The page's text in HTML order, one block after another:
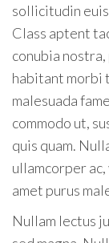
sollicitudin
Class aptent
conubia
habitant morbi
malesuada
commodo ut,
quis quam.
ullamcorper
amet purus
Nullam lectus